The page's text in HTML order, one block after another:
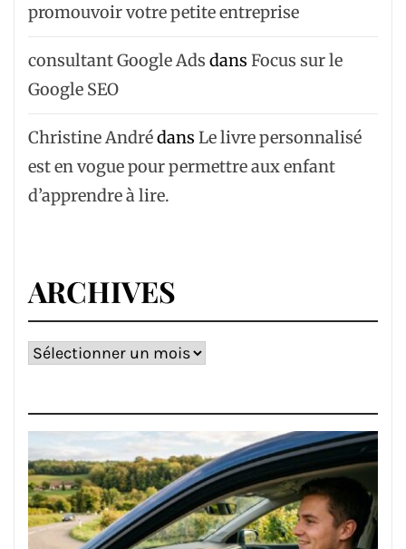
promouvoir votre petite entreprise
consultant Google Ads dans Focus sur le
Google SEO
Christine Andrédans Le livre personnalisé
est en vogue pour permettre aux enfant
d’apprendre à lire.
ARCHIVES
Archives